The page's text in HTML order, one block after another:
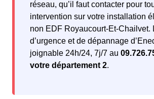
réseau, qu’il faut contacter pour
intervention sur votre installation
non EDF Royaucourt-Et-Chailvet.
d’urgence et de dépannage
joignable 24h/24, 7j/7 au
votre département 2.